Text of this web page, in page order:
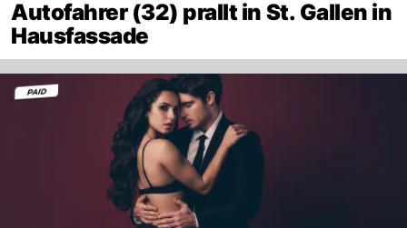
Autofahrer (32) prallt in St. Gallen in
Hausfassade